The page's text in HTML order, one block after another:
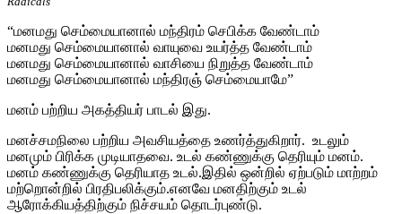
“மனமது செம்மையானால் மந்திரம் செபிக்க வேண்டாம்
மனமது செம்மையானால் வாயுவை உயர்த்த வேண்டாம்
மனமது செம்மையானால் வாசியை நிறுத்த வேண்டாம்
மனமது செம்மையானால் மந்திரஞ் செம்மையாமே”
மனம் பற்றிய அகத்தியர் பாடல் இது.
மனச்சமநிலை பற்றிய அவசியத்தை உணர்த்துகிறார். உடலும்
மனமும் பிரிக்க முடியாதவை. உடல் கண்ணுக்கு தெரியும் மனம்.
மனம் கண்ணுக்கு தெரியாத உடல்.இதில் ஒன்றில் ஏற்படும் மாற்றம்
மற்றொன்றில் பிரதிபலிக்கும்.எனவே மனதிற்கும் உடல்
ஆரோக்கியத்திற்கும் நிச்சயம் தொடர்புண்டு.